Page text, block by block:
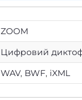
ZOOM
Цифровий
WAV, BWF, iXML